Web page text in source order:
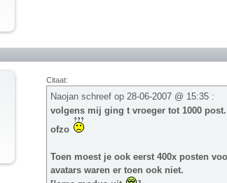
Citaat:
Naojan schreef op 28-06-2007 @ 15:35 :
volgens mij ging t vroeger tot 1000
ofzo
Toen moest je ook eerst 400x posten
avatars waren er toen ook niet.